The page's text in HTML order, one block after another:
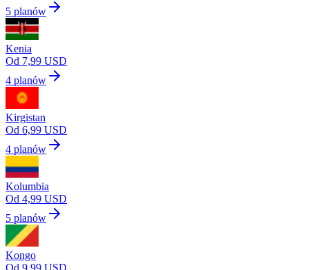
5 planów
Kenia
Od 7,99 USD
4 planów
Kirgistan
Od 6,99 USD
4 planów
Kolumbia
Od 4,99 USD
5 planów
Kongo
Od 9,99 USD